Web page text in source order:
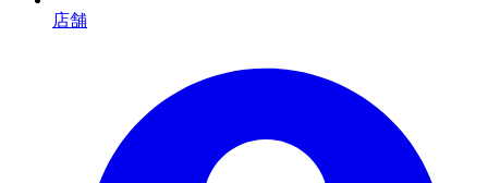
店舗